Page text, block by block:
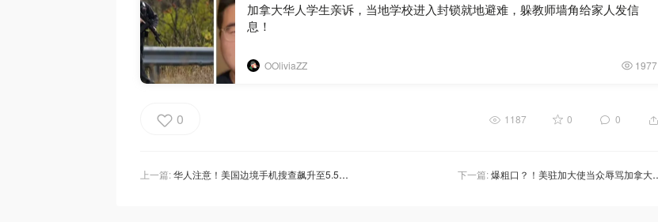
加拿大华人学生亲诉，当地学校进入封锁就地避难，躲教师墙角给家人发信
息！
OOliviaZZ 1977
0 1187 0 0
上一篇:华人注意！美国边境手机搜查飙升至5.5万次📱发个表情包都能上惹麻烦？ 下一篇:爆粗口？！美驻加大使当众辱骂加拿大官员，含“妈”量极高！竟是应为一则广告！